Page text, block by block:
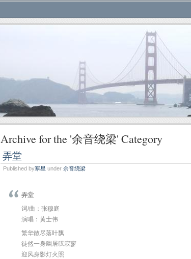
Archive for the '余音绕梁' Category
弄堂
Published by寒星 under 余音绕梁
弄堂
词/曲：张穆庭
演唱：黄士伟
繁华散尽落叶飘
徒然一身幽居叹寂寥
迎风身影灯火照